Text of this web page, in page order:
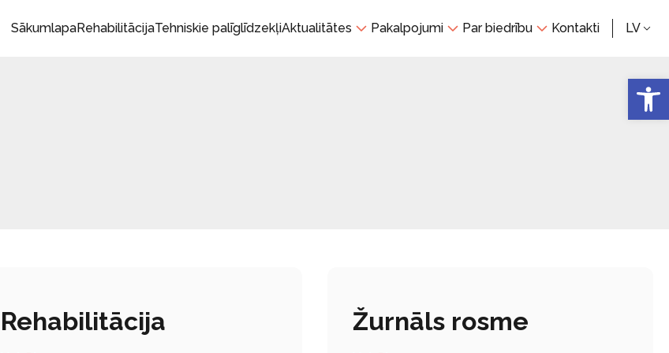
SākumlapaRehabilitācijaTehniskie palīglīdzekļiAktualitātes Pakalpojumi Par biedrību Kontakti LV
Rehabilitācija Žurnāls rosme